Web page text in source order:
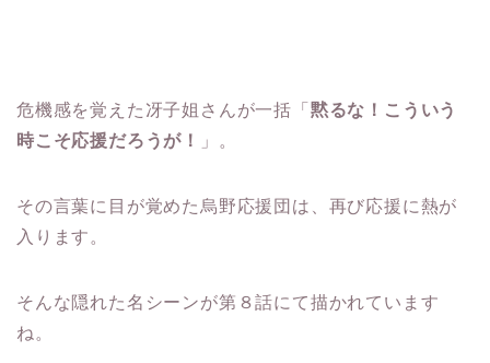
危機感を覚えた冴子姐さんが一括「 黙るな！こういう
時こそ応援だろうが！
」。
その言葉に目が覚めた烏野応援団は、再び応援に熱が
入ります。
そんな隠れた名シーンが第８話にて描かれています
ね。